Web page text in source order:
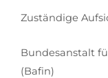
Zuständige
Bundesanstalt
(Bafin)